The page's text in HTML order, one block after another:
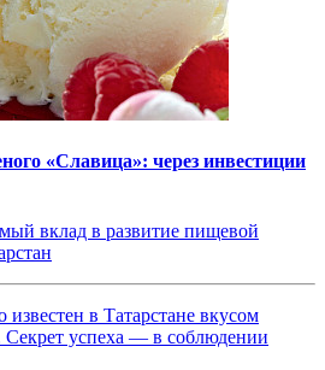
«Славица»: через инвестиции
вклад в развитие пищевой
в Татарстане вкусом
Секрет успеха — в соблюдении